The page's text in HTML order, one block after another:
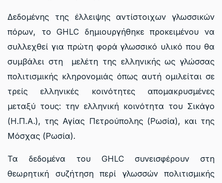
Δεδομένης της έλλειψης αντίστοιχων γλωσσικών
πόρων, το GHLC δημιουργήθηκε προκειμένου να
συλλεχθεί για πρώτη φορά γλωσσικό υλικό που θα
συμβάλει στη μελέτη της ελληνικής ως γλώσσας
πολιτισμικής κληρονομιάς όπως αυτή ομιλείται σε
τρείς ελληνικές κοινότητες απομακρυσμένες
μεταξύ τους: την ελληνική κοινότητα του Σικάγο
(Η.Π.Α.), της Αγίας Πετρούπολης (Ρωσία), και της
Μόσχας (Ρωσία).
Τα δεδομένα του GHLC συνεισφέρουν στη
θεωρητική συζήτηση περί γλωσσών πολιτισμικής